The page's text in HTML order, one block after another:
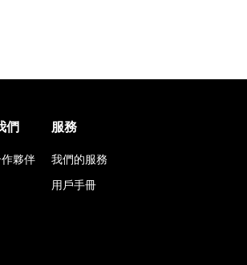
們
夥伴
服務
我們的服務
用戶手冊